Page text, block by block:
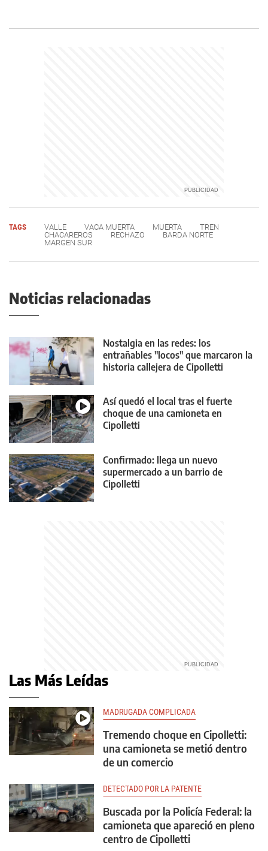
TAGS VALLE VACA MUERTA MUERTA
TREN
CHACAREROS
RECHAZO
BARDA NORTE
MARGEN SUR
Noticias relacionadas
Nostalgia en las redes: los
entrañables "locos" que marcaron la
historia callejera de Cipolletti
Así quedó el local tras el fuerte
choque de una camioneta en
Cipolletti
Confirmado: llega un nuevo
supermercado a un barrio de
Cipolletti
Las Más Leídas
MADRUGADA COMPLICADA
Tremendo choque en Cipolletti:
una camioneta se metió dentro
de un comercio
DETECTADO POR LA PATENTE
Buscada por la Policía Federal: la
camioneta que apareció en pleno
centro de Cipolletti